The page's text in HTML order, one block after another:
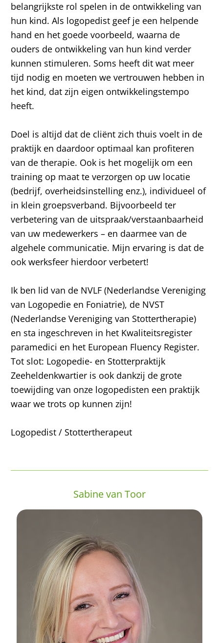
belangrijkste rol spelen in de ontwikkeling van
hun kind. Als logopedist geef je een helpende
hand en het goede voorbeeld, waarna de
ouders de ontwikkeling van hun kind verder
kunnen stimuleren. Soms heeft dit wat meer
tijd nodig en moeten we vertrouwen hebben in
het kind, dat zijn eigen ontwikkelingstempo
heeft.
Doel is altijd dat de cliënt zich thuis voelt in de
praktijk en daardoor optimaal kan profiteren
van de therapie. Ook is het mogelijk om een
training op maat te verzorgen op uw locatie
(bedrijf, overheidsinstelling enz.), individueel of
in klein groepsverband. Bijvoorbeeld ter
verbetering van de uitspraak/verstaanbaarheid
van uw medewerkers – en daarmee van de
algehele communicatie. Mijn ervaring is dat de
ook werksfeer hierdoor verbetert!
Ik ben lid van de NVLF (Nederlandse Vereniging
van Logopedie en Foniatrie), de NVST
(Nederlandse Vereniging van Stottertherapie)
en sta ingeschreven in het Kwaliteitsregister
paramedici en het European Fluency Register.
Tot slot: Logopedie- en Stotterpraktijk
Zeeheldenkwartier is ook dankzij de grote
toewijding van onze logopedisten een praktijk
waar we trots op kunnen zijn!
Logopedist / Stottertherapeut
Sabine van Toor